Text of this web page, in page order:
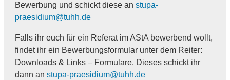
Bewerbung und schickt diese an stupa-
praesidium@tuhh.de
Falls ihr euch für ein Referat im AStA bewerbend wollt,
findet ihr ein Bewerbungsformular unter dem Reiter:
Downloads & Links – Formulare. Dieses schickt ihr
dann an stupa-praesidium@tuhh.de